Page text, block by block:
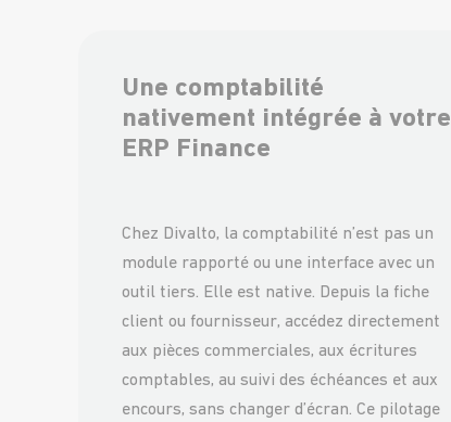
Une comptabilité
nativement intégrée à votre
ERP Finance
Chez Divalto, la comptabilité n’est pas un
module rapporté ou une interface avec un
outil tiers. Elle est native. Depuis la fiche
client ou fournisseur, accédez directement
aux pièces commerciales, aux écritures
comptables, au suivi des échéances et aux
encours, sans changer d’écran. Ce pilotage